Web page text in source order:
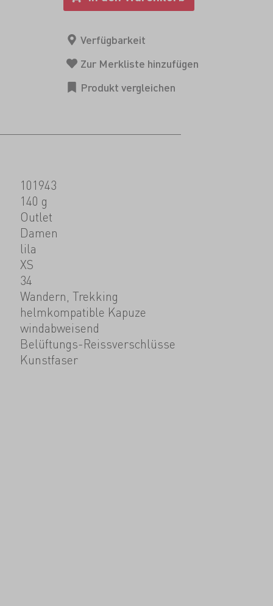
101943
140 g
Outlet
Damen
lila
XS
34
Wandern, Trekking
helmkompatible Kapuze
windabweisend
Belüftungs-Reissverschlüsse
Kunstfaser